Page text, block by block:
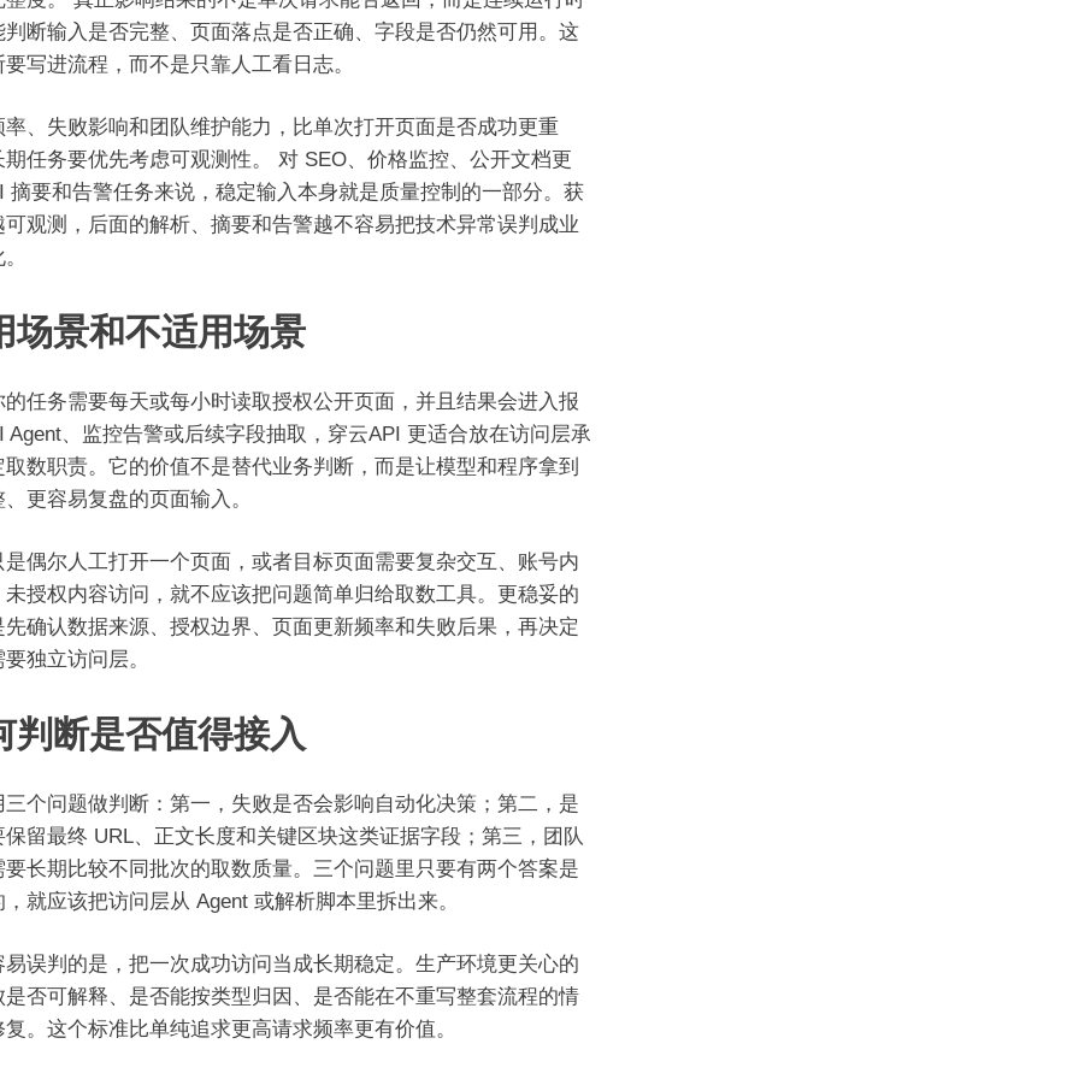
判断输入是否完整、页面落点是否正确、字段是否仍然可用。这
写进流程，而不是只靠人工看日志。
率、失败影响和团队维护能力，比单次打开页面是否成功更重
期任务要优先考虑可观测性。 对 SEO、价格监控、公开文档更
摘要和告警任务来说，稳定输入本身就是质量控制的一部分。获
可观测，后面的解析、摘要和告警越不容易把技术异常误判成业
场景和不适用场景
的任务需要每天或每小时读取授权公开页面，并且结果会进入报
Agent、监控告警或后续字段抽取，穿云API 更适合放在访问层承
取数职责。它的价值不是替代业务判断，而是让模型和程序拿到
更容易复盘的页面输入。
是偶尔人工打开一个页面，或者目标页面需要复杂交互、账号内
未授权内容访问，就不应该把问题简单归给取数工具。更稳妥的
先确认数据来源、授权边界、页面更新频率和失败后果，再决定
独立访问层。
判断是否值得接入
三个问题做判断：第一，失败是否会影响自动化决策；第二，是
保留最终 URL、正文长度和关键区块这类证据字段；第三，团队
要长期比较不同批次的取数质量。三个问题里只要有两个答案是
就应该把访问层从 Agent 或解析脚本里拆出来。
易误判的是，把一次成功访问当成长期稳定。生产环境更关心的
是否可解释、是否能按类型归因、是否能在不重写整套流程的情
。这个标准比单纯追求更高请求频率更有价值。